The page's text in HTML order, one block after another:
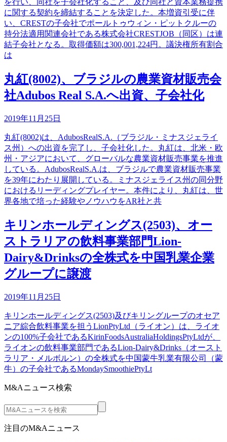
を行い、同社を子会社化すること、及び同社と資本業務提携
に関する契約を締結することを決定した。本増資引受に伴
い、CRESTの子会社でポールトゥウィン・ピットクルーの
持分法適用関連会社である株式会社CRESTJOB（同区）は連
結子会社となる。取得価額は300,001,224円。議決権所有割合
は
丸紅(8002)、ブラジルの農業資材販売会
社Adubos Real S.A.へ出資、子会社化
2019年11月25日
丸紅(8002)は、AdubosRealS.A.（ブラジル・ミナスジェライ
ス州）への出資を完了し、子会社化した。丸紅は、北米・欧
州・アジアにおいて、グローバルな農業資材販売事業を推進
している。AdubosRealS.A.は、ブラジルで農業資材販売事業
を39年にわたり展開している。ミナスジェライス州の同分野
におけるリーディングプレイヤー。本件により、丸紅は、世
界各地で培った経験やノウハウをAR社と共
キリンホールディングス(2503)、オー
ストラリアの飲料事業部門Lion-
Dairy&Drinksの全株式を中国乳業企業
グループに譲渡
2019年11月25日
キリンホールディングス(2503)及びキリングループのオセア
ニア綜合飲料事業を担うLionPtyLtd（ライオン）は、ライオ
ンの100%子会社であるKirinFoodsAustraliaHoldingsPtyLtdが、
ライオンの飲料事業部門であるLion-Dairy&Drinks（オースト
ラリア・メルボルン）の全株式を中国蒙牛乳業有限公司（蒙
牛）の子会社であるMondaySmoothiePtyLt
M&Aニュース検索
注目のM&Aニュース